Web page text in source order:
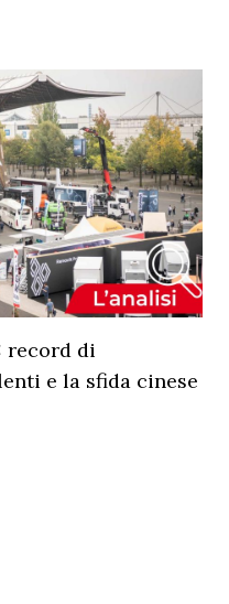
record di
e la sfida cinese